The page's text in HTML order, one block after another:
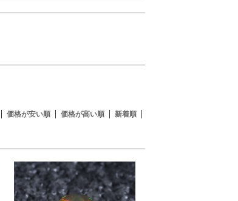
価格が安い順 価格が高い順 新着順